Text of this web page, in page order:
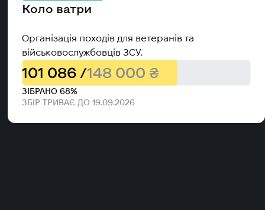
Коло ватри
Організація походів для ветеранів та
військовослужбовців ЗСУ.
101 086 /148 000 ₴
ЗІБРАНО 68%
ЗБІР ТРИВАЄ ДО 19.09.2026